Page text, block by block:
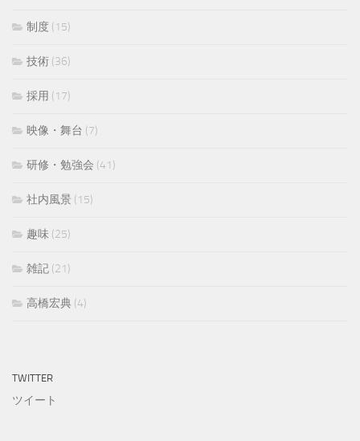
制度 (15)
技術 (36)
採用 (17)
映像・舞台 (7)
研修・勉強会 (41)
社内風景 (15)
趣味 (25)
雑記 (21)
高橋宏典 (4)
TWITTER
ツイート